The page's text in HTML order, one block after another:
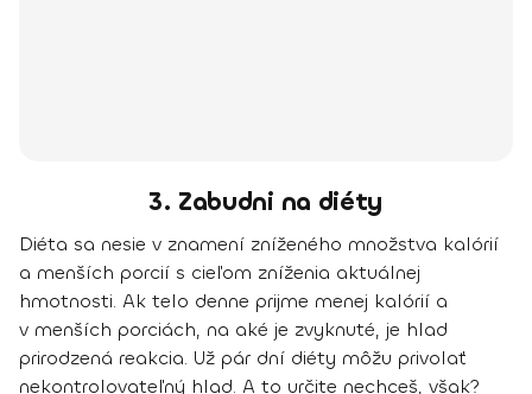
3. Zabudni na diéty
Diéta sa nesie v znamení zníženého množstva kalórií
a menších porcií s cieľom zníženia aktuálnej
hmotnosti. Ak telo denne prijme menej kalórií a
v menších porciách, na aké je zvyknuté, je hlad
prirodzená reakcia. Už pár dní diéty môžu privolať
nekontrolovateľný hlad. A to určite nechceš, však?